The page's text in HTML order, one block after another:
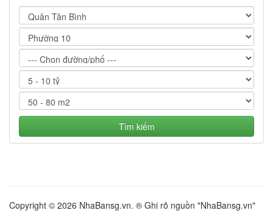
Tìm kiếm
Copyright © 2026 NhaBansg.vn. ® Ghi rõ nguồn "NhaBansg.vn"